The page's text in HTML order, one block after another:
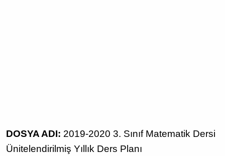
DOSYA ADI: 2019-2020 3. Sınıf Matematik Dersi
Ünitelendirilmiş Yıllık Ders Planı